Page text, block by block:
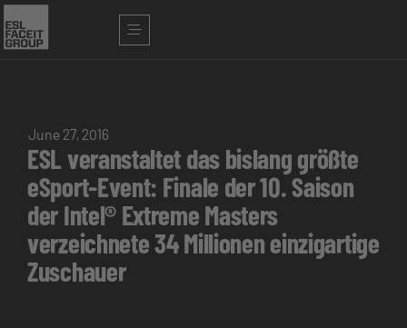
June 27, 2016
ESL veranstaltet das bislang größte
eSport-Event: Finale der 10. Saison
der Intel® Extreme Masters
verzeichnete 34 Millionen einzigartige
Zuschauer